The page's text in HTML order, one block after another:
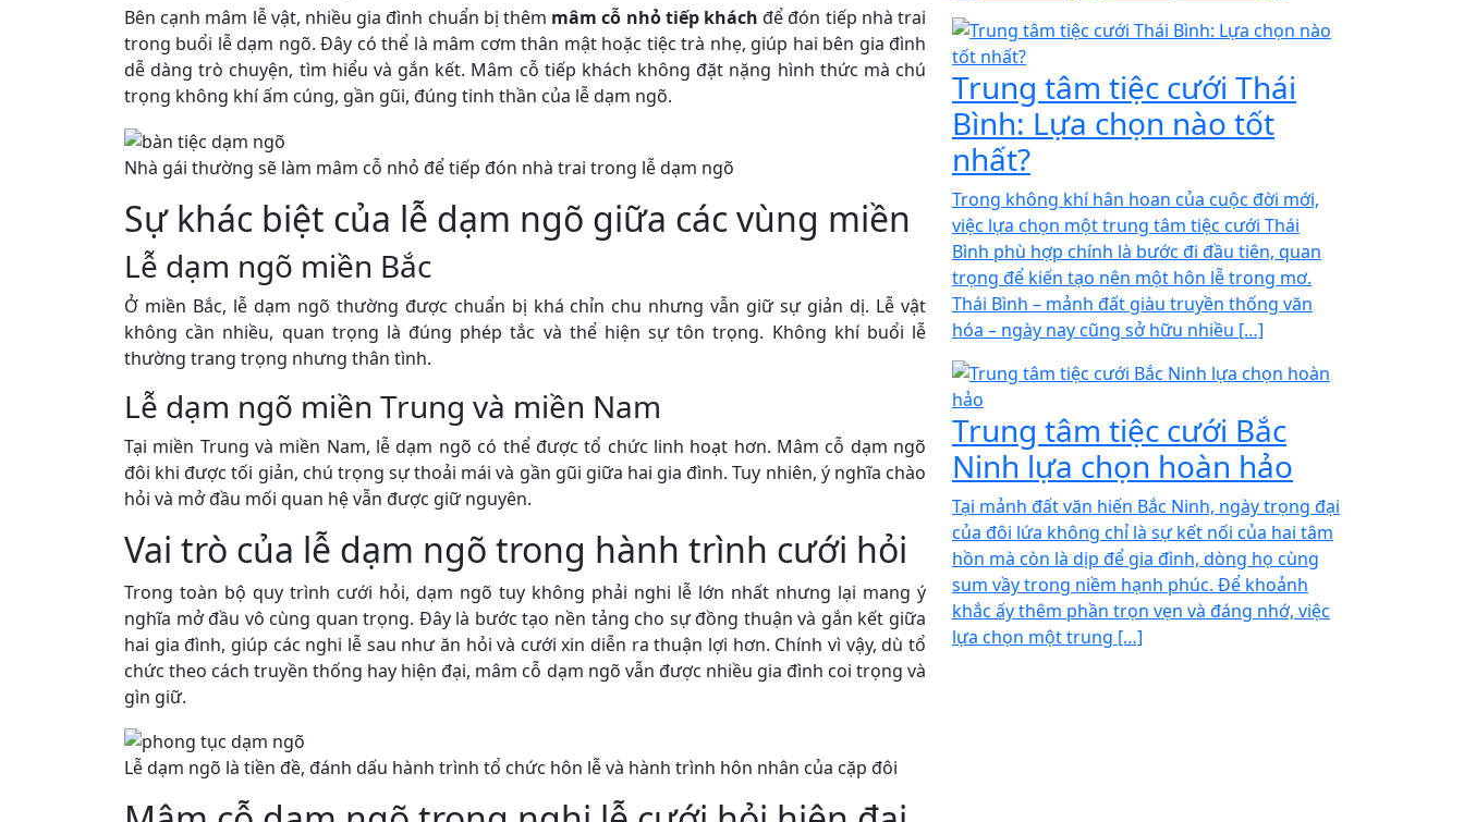
Bên cạnh mâm lễ vật, nhiều gia đình chuẩn bị thêm mâm cỗ nhỏ tiếp khách để đón tiếp nhà trai
trong buổi lễ dạm ngõ. Đây có thể là mâm cơm thân mật hoặc tiệc trà nhẹ, giúp hai bên gia đình
dễ dàng trò chuyện, tìm hiểu và gắn kết. Mâm cỗ tiếp khách không đặt nặng hình thức mà chú
trọng không khí ấm cúng, gần gũi, đúng tinh thần của lễ dạm ngõ.
Nhà gái thường sẽ làm mâm cỗ nhỏ để tiếp đón nhà trai trong lễ dạm ngõ
Sự khác biệt của lễ dạm ngõ giữa các vùng miền
Lễ dạm ngõ miền Bắc
Ở miền Bắc, lễ dạm ngõ thường được chuẩn bị khá chỉn chu nhưng vẫn giữ sự giản dị. Lễ vật
không cần nhiều, quan trọng là đúng phép tắc và thể hiện sự tôn trọng. Không khí buổi lễ
thường trang trọng nhưng thân tình.
Lễ dạm ngõ miền Trung và miền Nam
Tại miền Trung và miền Nam, lễ dạm ngõ có thể được tổ chức linh hoạt hơn. Mâm cỗ dạm ngõ
đôi khi được tối giản, chú trọng sự thoải mái và gần gũi giữa hai gia đình. Tuy nhiên, ý nghĩa chào
hỏi và mở đầu mối quan hệ vẫn được giữ nguyên.
Vai trò của lễ dạm ngõ trong hành trình cưới hỏi
Trong toàn bộ quy trình cưới hỏi, dạm ngõ tuy không phải nghi lễ lớn nhất nhưng lại mang ý
nghĩa mở đầu vô cùng quan trọng. Đây là bước tạo nền tảng cho sự đồng thuận và gắn kết giữa
hai gia đình, giúp các nghi lễ sau như ăn hỏi và cưới xin diễn ra thuận lợi hơn. Chính vì vậy, dù tổ
chức theo cách truyền thống hay hiện đại, mâm cỗ dạm ngõ vẫn được nhiều gia đình coi trọng và
gìn giữ.
Lễ dạm ngõ là tiền đề, đánh dấu hành trình tổ chức hôn lễ và hành trình hôn nhân của cặp đôi
Trung tâm tiệc cưới Thái
Bình: Lựa chọn nào tốt
nhất?
Trong không khí hân hoan của cuộc đời mới,
việc lựa chọn một trung tâm tiệc cưới Thái
Bình phù hợp chính là bước đi đầu tiên, quan
trọng để kiến tạo nên một hôn lễ trong mơ.
Thái Bình – mảnh đất giàu truyền thống văn
hóa – ngày nay cũng sở hữu nhiều […]
Trung tâm tiệc cưới Bắc
Ninh lựa chọn hoàn hảo
Tại mảnh đất văn hiến Bắc Ninh, ngày trọng đại
của đôi lứa không chỉ là sự kết nối của hai tâm
hồn mà còn là dịp để gia đình, dòng họ cùng
sum vầy trong niềm hạnh phúc. Để khoảnh
khắc ấy thêm phần trọn vẹn và đáng nhớ, việc
lựa chọn một trung […]